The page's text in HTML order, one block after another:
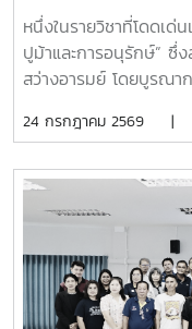
หนึ่งในรายวิชาที่โดดเด่
ปูม้าและการอนุรักษ์” ซึ่
สว่างอารมย์ โดยบูรณา
และภาคปฏิบัติ ตั้งแต่ชีววิ
และการฟื้นฟูทรัพยากร
ปฏิบัติงานจริง ร่วมศึก
ชุมชน ภาคีเครือข่าย แ
องค์ความรู้และร่วมกัน
ทะเล อันเป็นการสร้าง
จริง พร้อมปลูกฝังควา
24 กรกฎาคม 2569 |